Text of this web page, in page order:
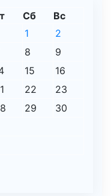
Сб Вс
1
2
8
9
15
16
22
23
29
30